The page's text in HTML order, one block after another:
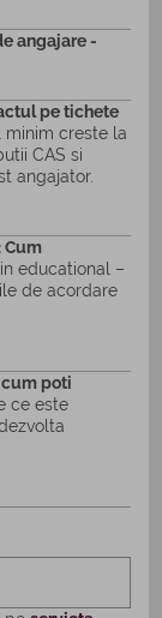
angajare -
pe tichete
minim creste la
CAS si
angajator.
Cum
educational –
de acordare
cum poti
ce este